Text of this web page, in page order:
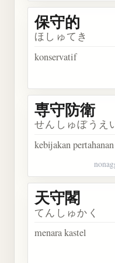
保守的
ほしゅてき
konservatif
専守防衛
せんしゅぼうえ
kebijakan
天守閣
てんしゅかく
menara kastel